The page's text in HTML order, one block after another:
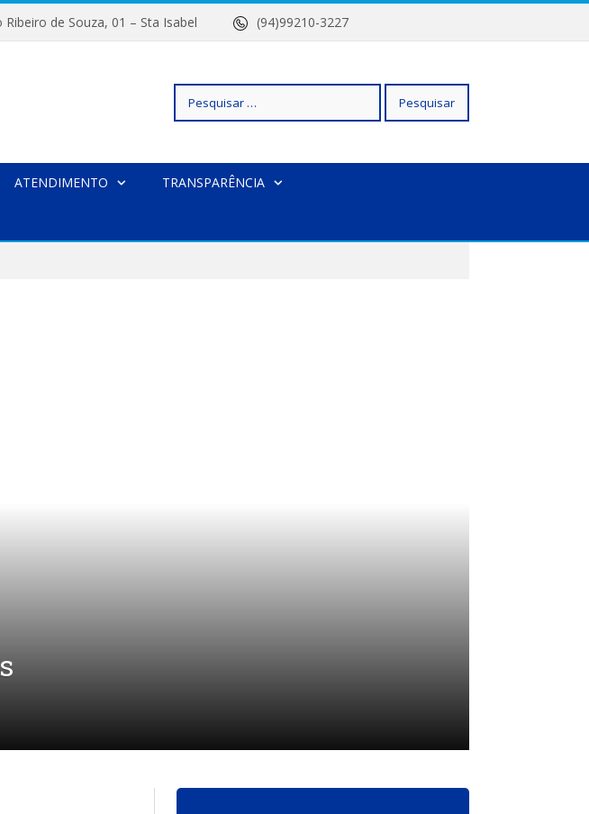
Ribeiro de Souza, 01 – Sta Isabel (94)99210-3227
Pesquisar
ATENDIMENTO TRANSPARÊNCIA